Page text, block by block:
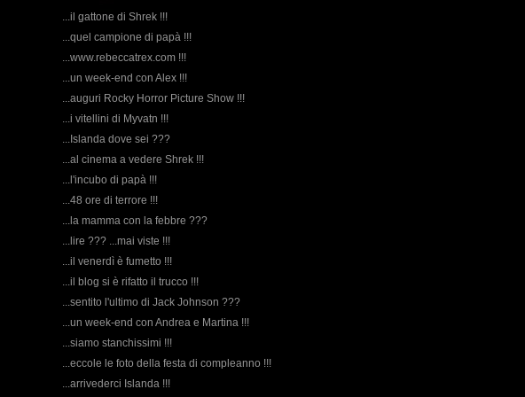
...il gattone di Shrek !!!
...quel campione di papà !!!
...www.rebeccatrex.com !!!
...un week-end con Alex !!!
...auguri Rocky Horror Picture Show !!!
...i vitellini di Myvatn !!!
...Islanda dove sei ???
...al cinema a vedere Shrek !!!
...l'incubo di papà !!!
...48 ore di terrore !!!
...la mamma con la febbre ???
...lire ??? ...mai viste !!!
...il venerdì è fumetto !!!
...il blog si è rifatto il trucco !!!
...sentito l'ultimo di Jack Johnson ???
...un week-end con Andrea e Martina !!!
...siamo stanchissimi !!!
...eccole le foto della festa di compleanno !!!
...arrivederci Islanda !!!